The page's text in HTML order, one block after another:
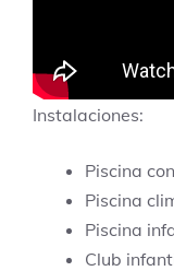
Instalaciones:
Piscina
Piscina
Piscina
Club